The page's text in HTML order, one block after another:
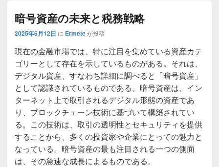
暗号資産の未来と税務戦略
2025年6月12日 に Ermeteが投稿
現在の金融市場では、特に注目を集めている資産カテ
ゴリーとして存在を示しているものがある。 それは、
デジタル資産、すなわち詳細に調べると「暗号資産」
として認識されているものである。暗号資産は、イン
ターネット上で取引されるデジタル形態の資産であ
り、ブロックチェーン技術に基づいて構築されてい
る。この技術は、取引の透明性とセキュリティを提供
することから、多くの投資家や企業にとっての魅力と
なっている。暗号資産の最も注目される一つの側面
は、その急速な成長によるものである。